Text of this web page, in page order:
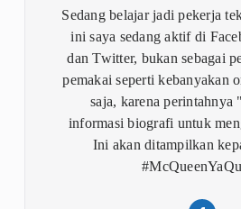
Sedang belajar jadi pekerja
ini saya sedang aktif di
dan Twitter, bukan sebagai
pemakai seperti kebanyakan
saja, karena perintahnya
informasi biografi untuk
Ini akan ditampilkan